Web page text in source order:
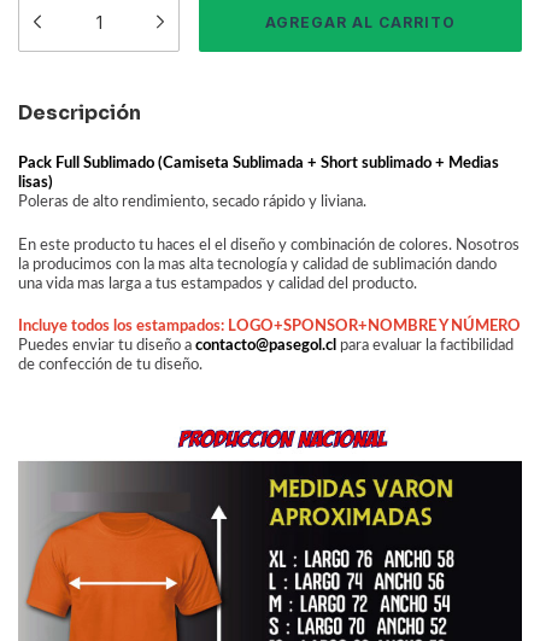
Descripción
Pack Full Sublimado (Camiseta Sublimada + Short sublimado + Medias
lisas)
Poleras de alto rendimiento, secado rápido y liviana.
En este producto tu haces el el diseño y combinación de colores. Nosotros
la producimos con la mas alta tecnología y calidad de sublimación dando
una vida mas larga a tus estampados y calidad del producto.
Incluye todos los estampados: LOGO+SPONSOR+NOMBRE Y NÚMERO
Puedes enviar tu diseño a contacto@pasegol.cl para evaluar la factibilidad
de confección de tu diseño.